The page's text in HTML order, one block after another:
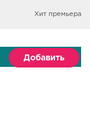
Хит премьера
Добавить